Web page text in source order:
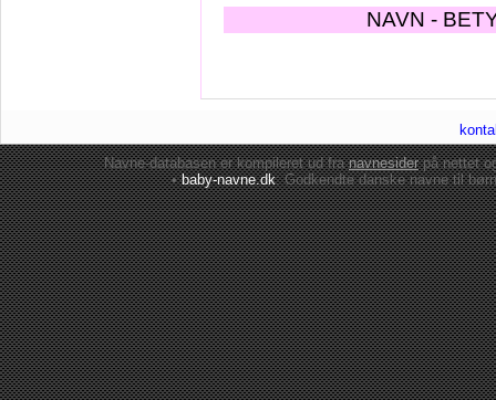
NAVN -
Navne-databasen er kompileret ud franavnesiderpå nettet
•baby-navne.dk: Godkendte danskenavne til børn